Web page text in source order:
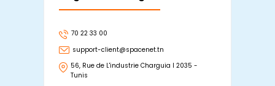
70 22 33 00
support-client@spacenet.tn
56, Rue de L'industrie Charguia I 2035 -
Tunis